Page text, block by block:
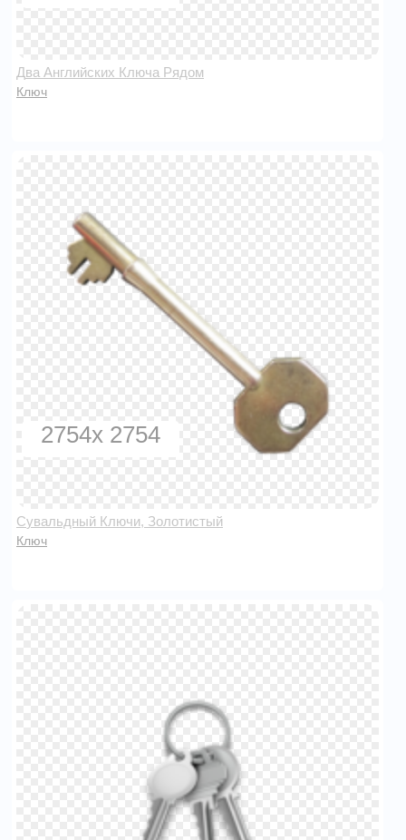
Два Английских Ключа Рядом
Ключ
2754x 2754
Сувальдный Ключи, Золотистый
Ключ